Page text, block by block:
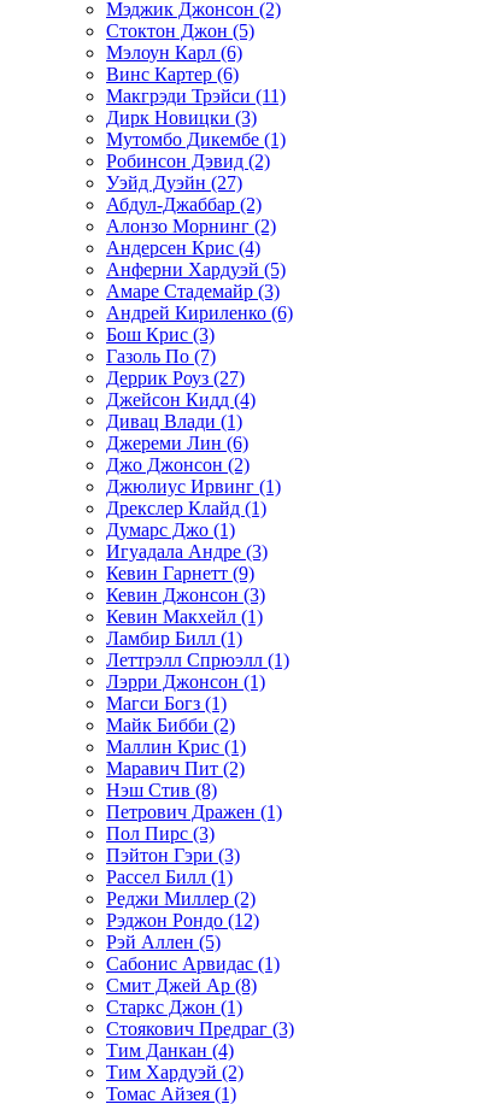
Мэджик Джонсон (2)
Стоктон Джон (5)
Мэлоун Карл (6)
Винс Картер (6)
Макгрэди Трэйси (11)
Дирк Новицки (3)
Мутомбо Дикембе (1)
Робинсон Дэвид (2)
Уэйд Дуэйн (27)
Абдул-Джаббар (2)
Алонзо Морнинг (2)
Андерсен Крис (4)
Анферни Xардуэй (5)
Амаре Стадемайр (3)
Андрей Кириленко (6)
Бош Крис (3)
Газоль По (7)
Деррик Роуз (27)
Джейсон Кидд (4)
Дивац Влади (1)
Джереми Лин (6)
Джо Джонсон (2)
Джюлиус Ирвинг (1)
Дрекслер Клайд (1)
Думарс Джо (1)
Игуадала Андре (3)
Кевин Гарнетт (9)
Кевин Джонсон (3)
Кевин Макхейл (1)
Ламбир Билл (1)
Леттрэлл Спрюэлл (1)
Лэрри Джонсон (1)
Магси Богз (1)
Майк Бибби (2)
Маллин Крис (1)
Маравич Пит (2)
Нэш Стив (8)
Петрович Дражен (1)
Пол Пирс (3)
Пэйтон Гэри (3)
Рассел Билл (1)
Реджи Миллер (2)
Рэджон Рондо (12)
Рэй Аллен (5)
Сабонис Арвидас (1)
Смит Джей Ар (8)
Старкс Джон (1)
Стоякович Предраг (3)
Тим Данкан (4)
Тим Хардуэй (2)
Томас Айзея (1)